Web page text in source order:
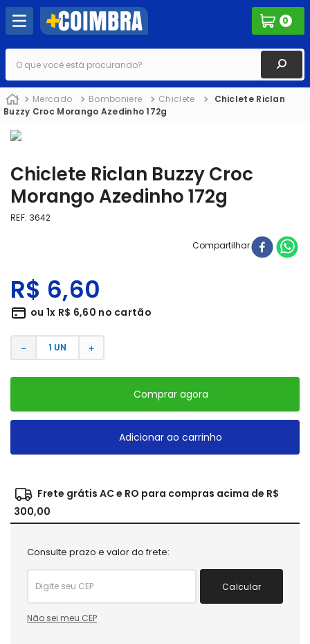
0
O que você está procurando?
Mercado Bomboniere Chiclete
Chiclete Riclan
Buzzy Croc Morango Azedinho 172g
Chiclete Riclan Buzzy Croc
Morango Azedinho 172g
REF: 3642
Compartilhar
R$ 6,60
ou 1x R$ 6,60 no cartão
＋
－
Comprar agora
Adicionar ao carrinho
Frete grátis AC e RO para compras acima de R$
300,00
Consulte prazo e valor do frete:
Calcular
Não sei meu CEP